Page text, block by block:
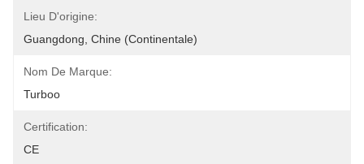
Lieu D'origine:
Guangdong, Chine (continentale)
Nom De Marque:
Turboo
Certification:
CE